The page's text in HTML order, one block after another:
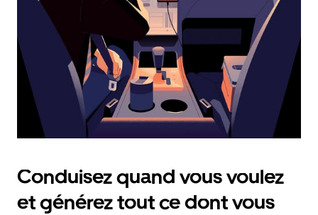
touche
pour
fermer
le
calendrier.
Conduisez quand vous voulez
et générez tout ce dont vous